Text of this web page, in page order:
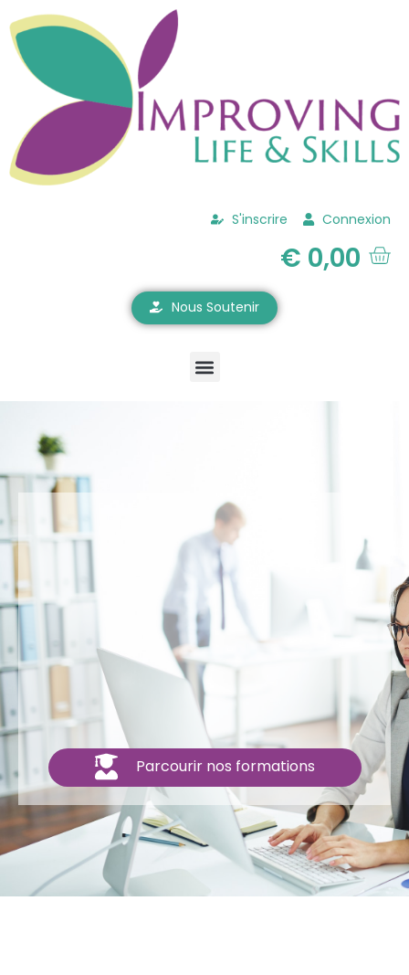
S'inscrire Connexion
€ 0,00
Nous Soutenir
Parcourir nos formations